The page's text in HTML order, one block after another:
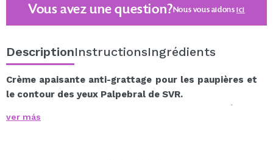
Vous avez une question?Nous vous aidonsici
DescriptionInstructionsIngrédients
Crème apaisante anti-grattage pour les paupières et
le contour des yeux Palpebral de SVR.
Apaisez vos yeux avec une formule hypoallergénique
efficace et agréable à utiliser.
ver más